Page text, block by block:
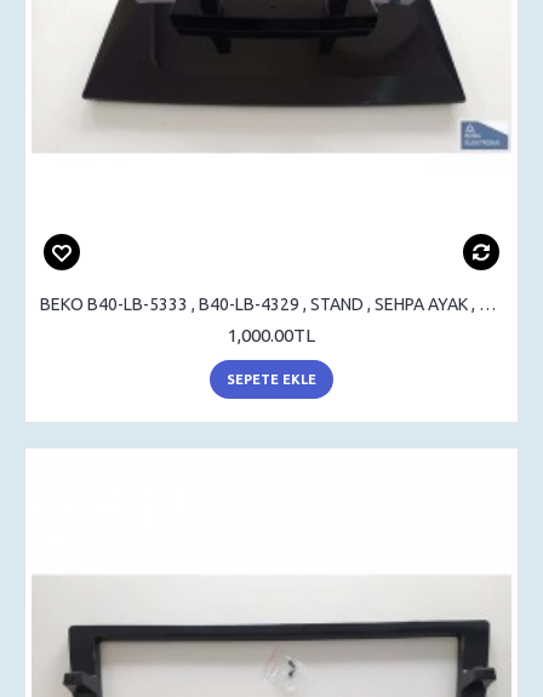
BEKO B40-LB-5333 , B40-LB-4329 , STAND , SEHPA AYAK , MASA AYAK
1,000.00TL
SEPETE EKLE